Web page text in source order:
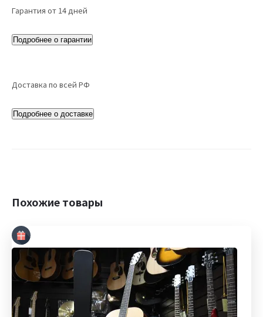
Гарантия от 14 дней
Подробнее о гарантии
Доставка по всей РФ
Подробнее о доставке
Похожие товары